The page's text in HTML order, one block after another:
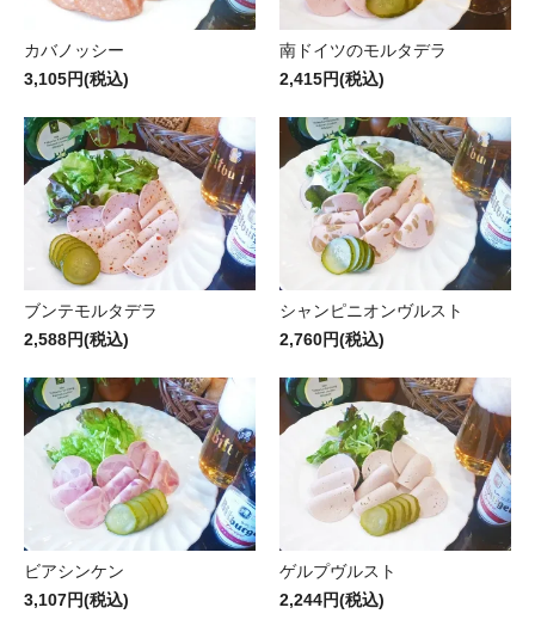
カバノッシー
3,105円(税込)
南ドイツのモルタデラ
2,415円(税込)
ブンテモルタデラ
2,588円(税込)
シャンピニオンヴルスト
2,760円(税込)
ビアシンケン
3,107円(税込)
ゲルプヴルスト
2,244円(税込)